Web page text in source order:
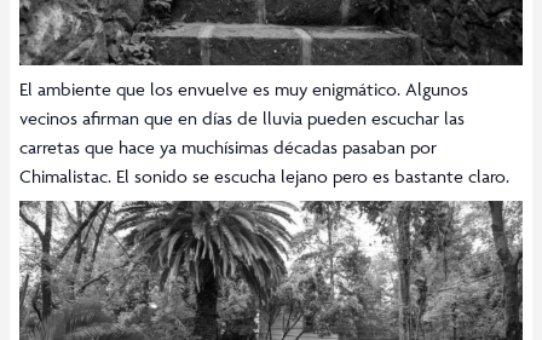
El ambiente que los envuelve es muy enigmático. Algunos
vecinos afirman que en días de lluvia pueden escuchar las
carretas que hace ya muchísimas décadas pasaban por
Chimalistac. El sonido se escucha lejano pero es bastante claro.